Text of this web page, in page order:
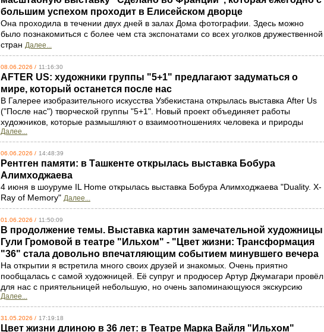
большим успехом проходит в Елисейском дворце
Она проходила в течении двух дней в залах Дома фотографии. Здесь можно
было познакомиться с более чем ста экспонатами со всех уголков дружественной
стран Далее...
08.06.2026 / 11:16:30
AFTER US: художники группы "5+1" предлагают задуматься о
мире, который останется после нас
В Галерее изобразительного искусства Узбекистана открылась выставка After Us
("После нас") творческой группы "5+1". Новый проект объединяет работы
художников, которые размышляют о взаимоотношениях человека и природы
Далее...
06.06.2026 / 14:48:39
Рентген памяти: в Ташкенте открылась выставка Бобура
Алимходжаева
4 июня в шоуруме IL Home открылась выставка Бобура Алимходжаева "Duality. X-
Ray of Memory" Далее...
01.06.2026 / 11:50:09
В продолжение темы. Выставка картин замечательной художницы
Гули Громовой в театре "Ильхом" - "Цвет жизни: Трансформация
"36" стала довольно впечатляющим событием минувшего вечера
На открытии я встретила много своих друзей и знакомых. Очень приятно
пообщалась с самой художницей. Её супруг и продюсер Артур Джумагари провёл
для нас с приятельницей небольшую, но очень запоминающуюся экскурсию
Далее...
31.05.2026 / 17:19:18
Цвет жизни длиною в 36 лет: в Театре Марка Вайля "Ильхом"